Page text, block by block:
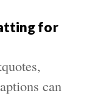
for
can